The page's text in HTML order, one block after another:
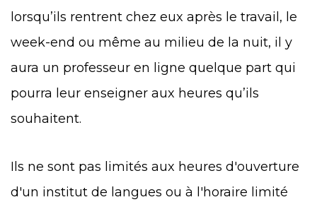
lorsqu’ils rentrent chez eux après le travail, le
week-end ou même au milieu de la nuit, il y
aura un professeur en ligne quelque part qui
pourra leur enseigner aux heures qu’ils
souhaitent.
Ils ne sont pas limités aux heures d'ouverture
d'un institut de langues ou à l'horaire limité